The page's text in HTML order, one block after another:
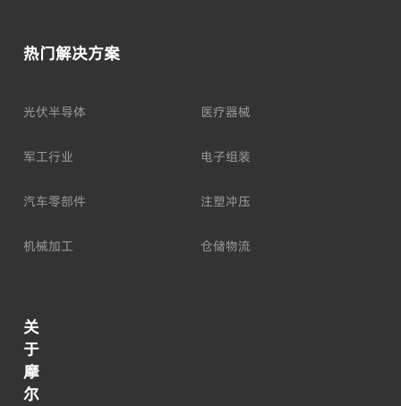
热门解决方案
光伏半导体 医疗器械
军工行业 电子组装
汽车零部件 注塑冲压
机械加工 仓储物流
关
于
摩
尔